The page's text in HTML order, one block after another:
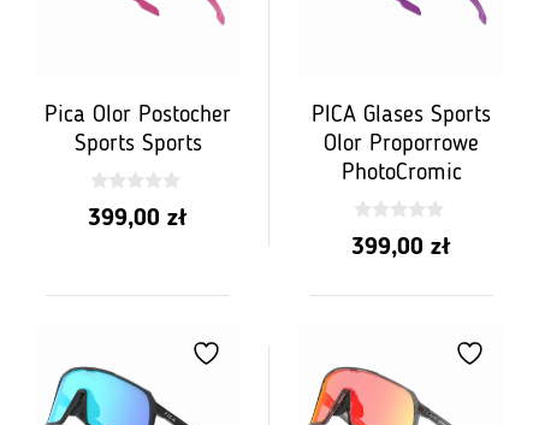
Pica Olor Postocher
Sports Sports
0
z
399,00 zł
PICA Glases Sports
Olor Proporrowe
PhotoCromic
0
z
399,00 zł